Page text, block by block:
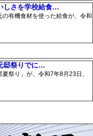
しさを学校給食…
有機食材を使った給食が、令和
邸祭りでに…
祭り」が、令和7年8月23日、